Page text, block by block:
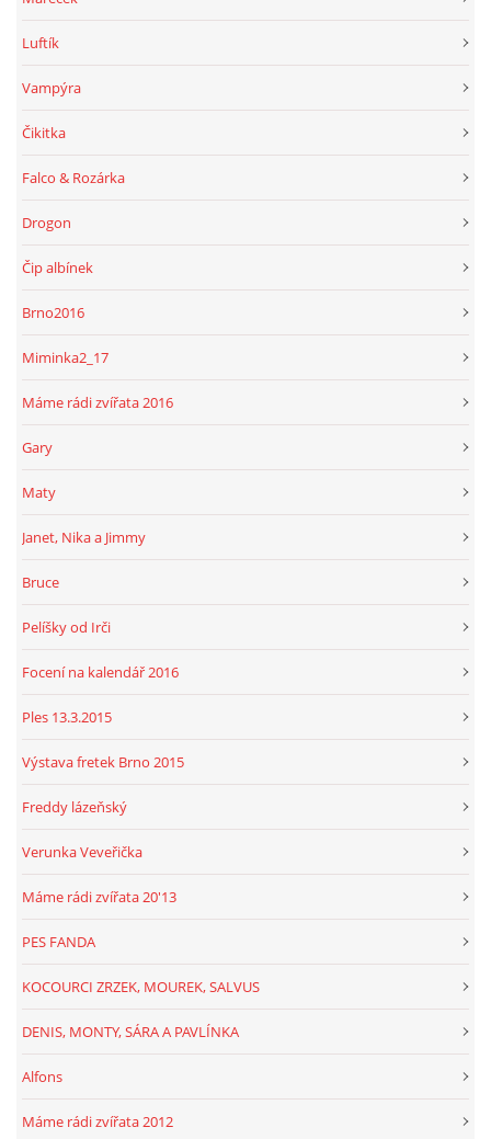
Luftík
Vampýra
Čikitka
Falco & Rozárka
Drogon
Čip albínek
Brno2016
Miminka2_17
Máme rádi zvířata 2016
Gary
Maty
Janet, Nika a Jimmy
Bruce
Pelíšky od Irči
Focení na kalendář 2016
Ples 13.3.2015
Výstava fretek Brno 2015
Freddy lázeňský
Verunka Veveřička
Máme rádi zvířata 20'13
PES FANDA
KOCOURCI ZRZEK, MOUREK, SALVUS
DENIS, MONTY, SÁRA A PAVLÍNKA
Alfons
Máme rádi zvířata 2012